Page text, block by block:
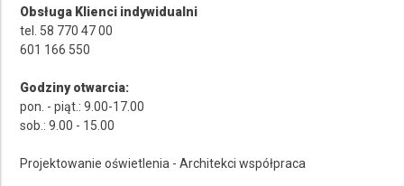
Obsługa Klienci indywidualni
tel. 58 770 47 00
601 166 550
Godziny otwarcia:
pon. - piąt.: 9.00-17.00
sob.: 9.00 - 15.00
Projektowanie oświetlenia - Architekci współpraca